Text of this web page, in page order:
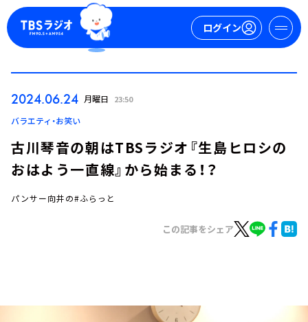
ログイン
ログイン
2024.06.24 月曜日 23:50
バラエティ・お笑い
古川琴音の朝はTBSラジオ『生島ヒロシの
おはよう一直線』から始まる！？
パンサー向井の#ふらっと
この記事をシェア